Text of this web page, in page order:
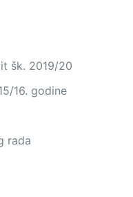
šk. 2019/20
16. godine
rada